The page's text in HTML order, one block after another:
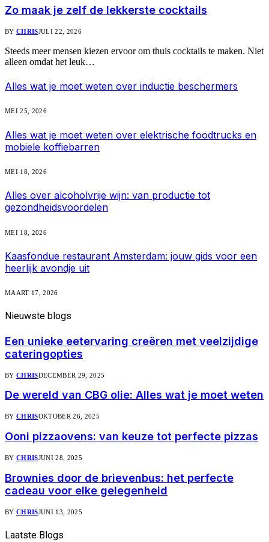
Zo maak je zelf de lekkerste cocktails
BY CHRISJULI 22, 2026
Steeds meer mensen kiezen ervoor om thuis cocktails te maken. Niet
alleen omdat het leuk…
Alles wat je moet weten over inductie beschermers
MEI 25, 2026
Alles wat je moet weten over elektrische foodtrucks en
mobiele koffiebarren
MEI 18, 2026
Alles over alcoholvrije wijn: van productie tot
gezondheidsvoordelen
MEI 18, 2026
Kaasfondue restaurant Amsterdam: jouw gids voor een
heerlijk avondje uit
MAART 17, 2026
Nieuwste blogs
Een unieke eetervaring creëren met veelzijdige
cateringopties
BY CHRISDECEMBER 29, 2025
De wereld van CBG olie: Alles wat je moet weten
BY CHRISOKTOBER 26, 2025
Ooni pizzaovens: van keuze tot perfecte pizzas
BY CHRISJUNI 28, 2025
Brownies door de brievenbus: het perfecte
cadeau voor elke gelegenheid
BY CHRISJUNI 13, 2025
Laatste Blogs